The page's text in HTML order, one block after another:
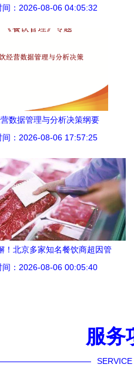
设计
间：2026-08-06 04:05:32
数据管理与分析决策纲要
间：2026-08-06 17:57:25
！北京多家知名餐饮商超因管
理疏漏被点名通报
间：2026-08-06 00:05:40
服务